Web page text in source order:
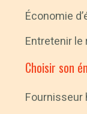
Économie
Entretenir
Choisir son
Fournisseur